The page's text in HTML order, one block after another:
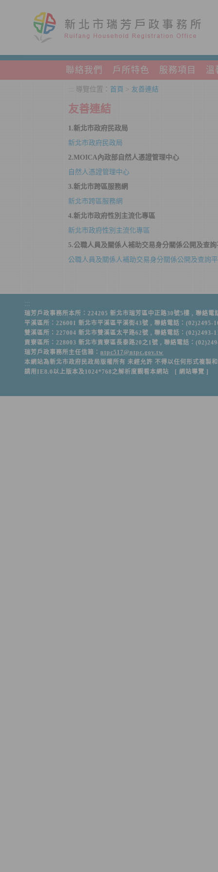
聯絡我們 戶所特色 服務項目 溫
::: 導覽位置： 首頁 > 友善連結
友善連結
1.新北市政府民政局
新北市政府民政局
2.MOICA內政部自然人憑證管理中心
自然人憑證管理中心
3.新北市跨區服務網
新北市跨區服務網
4.新北市政府性別主流化專區
新北市政府性別主流化專區
5.公職人員及關係人補助交易身分關係公開及查詢
公職人員及關係人補助交易身分關係公開及查詢
:::
瑞芳戶政事務所本所：224205 新北市瑞芳區中正路30號5樓 , 聯絡
平溪區所：226001 新北市平溪區平溪街43號 , 聯絡電話：(02)2495-
雙溪區所：227004 新北市雙溪區太平路62號 , 聯絡電話：(02)2493-
貢寮區所：228003 新北市貢寮區長泰路20之1號 , 聯絡電話：
瑞芳戶政事務所主任信箱： ntpc517@ntpc.gov.tw
本網站為新北市政府民政局版權所有 未經允許 不得以任何形式複製
請用IE8.0以上版本及1024*768之解析度觀看本網站 [ 網站導覽 ]